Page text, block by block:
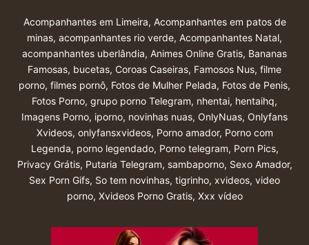
Acompanhantes em Limeira, Acompanhantes em patos de
minas, acompanhantes rio verde, Acompanhantes Natal,
acompanhantes uberlândia, Animes Online Gratis, Bananas
Famosas, bucetas, Coroas Caseiras, Famosos Nus, filme
porno, filmes pornô, Fotos de Mulher Pelada, Fotos de Penis,
Fotos Porno, grupo porno Telegram, nhentai, hentaihq,
Imagens Porno, iporno, novinhas nuas, OnlyNuas, Onlyfans
Xvideos, onlyfansxvideos, Porno amador, Porno com
Legenda, porno legendado, Porno telegram, Porn Pics,
Privacy Grátis, Putaria Telegram, sambaporno, Sexo Amador,
Sex Porn Gifs, So tem novinhas, tigrinho, xvideos, video
porno, Xvideos Porno Gratis, Xxx vídeo